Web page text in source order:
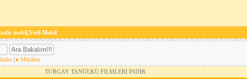
mobil,Yerli Mobil
Müslüm
TURGAY TANÜLKÜ FILMLERI İNDIR